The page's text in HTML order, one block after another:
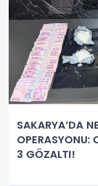
SAKARYA’DA
3 GÖZALTI!